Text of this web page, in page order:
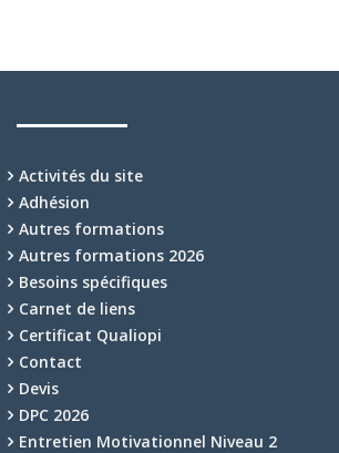
Activités du site
Adhésion
Autres formations
Autres formations 2026
Besoins spécifiques
Carnet de liens
Certificat Qualiopi
Contact
Devis
DPC 2026
Entretien Motivationnel Niveau 2